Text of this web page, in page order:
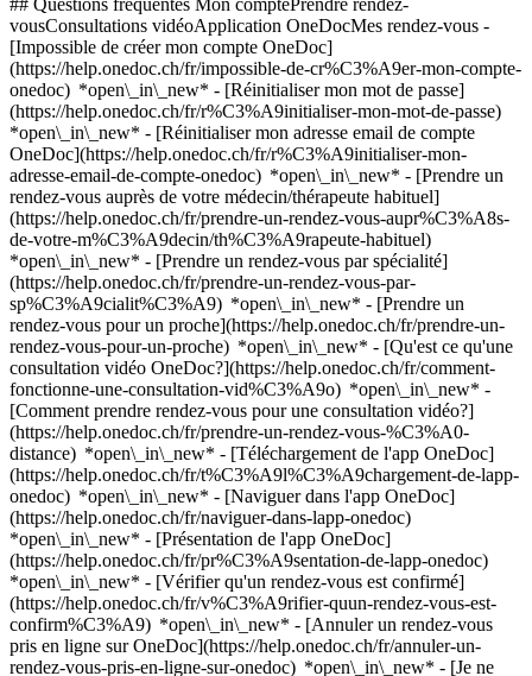
## Questions fréquentes Mon comptePrendre rendez-
vousConsultations vidéoApplication OneDocMes rendez-vous -
[Impossible de créer mon compte OneDoc]
(https://help.onedoc.ch/fr/impossible-de-cr%C3%A9er-mon-compte-
onedoc) *open\_in\_new* - [Réinitialiser mon mot de passe]
(https://help.onedoc.ch/fr/r%C3%A9initialiser-mon-mot-de-passe)
*open\_in\_new* - [Réinitialiser mon adresse email de compte
OneDoc](https://help.onedoc.ch/fr/r%C3%A9initialiser-mon-
adresse-email-de-compte-onedoc) *open\_in\_new* - [Prendre un
rendez-vous auprès de votre médecin/thérapeute habituel]
(https://help.onedoc.ch/fr/prendre-un-rendez-vous-aupr%C3%A8s-
de-votre-m%C3%A9decin/th%C3%A9rapeute-habituel)
*open\_in\_new* - [Prendre un rendez-vous par spécialité]
(https://help.onedoc.ch/fr/prendre-un-rendez-vous-par-
sp%C3%A9cialit%C3%A9) *open\_in\_new* - [Prendre un
rendez-vous pour un proche](https://help.onedoc.ch/fr/prendre-un-
rendez-vous-pour-un-proche) *open\_in\_new* - [Qu'est ce qu'une
consultation vidéo OneDoc?](https://help.onedoc.ch/fr/comment-
fonctionne-une-consultation-vid%C3%A9o) *open\_in\_new* -
[Comment prendre rendez-vous pour une consultation vidéo?]
(https://help.onedoc.ch/fr/prendre-un-rendez-vous-%C3%A0-
distance) *open\_in\_new* - [Téléchargement de l'app OneDoc]
(https://help.onedoc.ch/fr/t%C3%A9l%C3%A9chargement-de-lapp-
onedoc) *open\_in\_new* - [Naviguer dans l'app OneDoc]
(https://help.onedoc.ch/fr/naviguer-dans-lapp-onedoc)
*open\_in\_new* - [Présentation de l'app OneDoc]
(https://help.onedoc.ch/fr/pr%C3%A9sentation-de-lapp-onedoc)
*open\_in\_new* - [Vérifier qu'un rendez-vous est confirmé](https://help.onedoc.ch/fr/v%C3%A9rifier-quun-rendez-vous-est-confirm%C3%A9) *open\_in\_new* - [Annuler un rendez-vous pris en ligne sur OneDoc](https://help.onedoc.ch/fr/annuler-un-rendez-vous-pris-en-ligne-sur-onedoc) *open\_in\_new* - [Je ne reçois pas de confirmation de rendez-vous](https://help.onedoc.ch/fr/je-ne-re%C3%A7ois-pas-de-confirmation-de-rendez-vous) *open\_in\_new* [Voir tous nos articles *open\_in\_new*](https://help.onedoc.ch/fr/) close ## Modifier votre recherche ![Maison avec un signe plus annonçant qu’une consultation peut être effectuée sur place](https://www.onedoc.ch/assets/images/icons/on-site.svg) Sur place ![Caméra avec un symbole lecture annonçant qu’une consultation peut être effectuée à distance en vidéo](https://www.onedoc.ch/assets/images/icons/remote.svg) À distance Rechercher #### Spécialités #### Praticiens #### Établissements edit Cancer de la prostate à Renens tune Filtrer par Nouveaux patients*keyboard\_arrow\_down* - Acceptés*check\_circle* Langue parlée*keyboard\_arrow\_down* - Allemand*check\_circle* - Anglais*check\_circle* - Français*check\_circle* - Italien*check\_circle* - Portugais*check\_circle* Sexe*keyboard\_arrow\_down* - Femme*check\_circle* - Homme*check\_circle* Disponibilité*keyboard\_arrow\_down* - Disponible aujourdhui*check\_circle* - Dans les 3 prochains jours*check\_circle* - Dans les 7 prochains jours*check\_circle* - Dans les 14 prochains jours*check\_circle* # __Cancer de la prostate__ dans les environs de __Renens__: prenez rendez-vous en ligne aujourd'hui [![Dr. Christian Jayet, urologue à Lausanne](https://assets.onedoc.ch/images/users/71ba479b285e1f73201128813ec8aec9d089dbfe24545e400857f9ee3ea8bd86-small.jpg "Dr. Christian Jayet, urologue à Lausanne")](https://www.onedoc.ch/fr/urologue/lausanne/pctj6/dr-christian-jayet) ### [Dr. Christian Jayet](https://www.onedoc.ch/fr/urologue/lausanne/pctj6/dr-christian-jayet) ![Badge indiquant un profil vérifié](https://www.onedoc.ch/assets/images/icons/checkmark.svg) [Urologue](https://www.onedoc.ch/fr/urologue/lausanne) Cabinet d'urologie opératoire Avenue Jomini 8 1004 Lausanne ![Icône patient avec un signe plus annonçant que le professionnel accepte de nouveaux patients](https://www.onedoc.ch/assets/images/icons/new-patients.svg)Accepte les nouveaux patients [Réserver un RDV](https://www.onedoc.ch/fr/urologue/lausanne/pctj6/dr-christian-jayet) Expertises:[Cancer de la prostate](https://www.onedoc.ch/fr/cancer-de-la-prostate/lausanne), [Cancer de la vessie](https://www.onedoc.ch/fr/cancer-de-la-vessie/lausanne), [Cancer du rein](https://www.onedoc.ch/fr/cancer-du-rein/lausanne), [Incontinence urinaire](https://www.onedoc.ch/fr/incontinence-urinaire/lausanne), [Dépistage infection urinaire](https://www.onedoc.ch/fr/depistage-infection-urinaire/lausanne), [Biopsie testiculaire](https://www.onedoc.ch/fr/biopsie-testiculaire/lausanne), [Biopsie prostatique](https://www.onedoc.ch/fr/biopsie-prostatique/lausanne), [Circoncision](https://www.onedoc.ch/fr/circoncision/lausanne), [Vasectomie](https://www.onedoc.ch/fr/vasectomie/lausanne)Voir plus *chevron\_left* mar. 04 août *chevron\_right* Voir plus de rendez-vous *error\_outline* Une erreur s'est produite lors du chargement des disponibilités [Réessayer](https://www.onedoc.ch) Expertises:[Cancer de la prostate](https://www.onedoc.ch/fr/cancer-de-la-prostate/lausanne), [Cancer de la vessie](https://www.onedoc.ch/fr/cancer-de-la-vessie/lausanne), [Cancer du rein](https://www.onedoc.ch/fr/cancer-du-rein/lausanne), [Incontinence urinaire](https://www.onedoc.ch/fr/incontinence-urinaire/lausanne), [Dépistage infection urinaire](https://www.onedoc.ch/fr/depistage-infection-urinaire/lausanne), [Biopsie testiculaire](https://www.onedoc.ch/fr/biopsie-testiculaire/lausanne), [Biopsie prostatique](https://www.onedoc.ch/fr/biopsie-prostatique/lausanne), [Circoncision](https://www.onedoc.ch/fr/circoncision/lausanne), [Vasectomie](https://www.onedoc.ch/fr/vasectomie/lausanne)Voir plus [![Dr. Nuno Grilo, urologue à Lausanne](https://assets.onedoc.ch/images/users/f8d808497fa5f2d0b0d1901a348d3a096d04bb489b57e311922a78a32b3468b7-small.png "Dr. Nuno Grilo, urologue à Lausanne")](https://www.onedoc.ch/fr/urologue/lausanne/pc2ys/dr-nuno-grilo) ### [Dr. Nuno Grilo](https://www.onedoc.ch/fr/urologue/lausanne/pc2ys/dr-nuno-grilo) ![Badge indiquant un profil vérifié](https://www.onedoc.ch/assets/images/icons/checkmark.svg) [Urologue](https://www.onedoc.ch/fr/urologue/lausanne) UroClinique Avenue Jomini 8 1004 Lausanne ![Icône caméra avec un symbole lecture annonçant que le professionnel de santé propose des consultations vidéo](https://www.onedoc.ch/assets/images/icons/video-consultations.svg)Consultations vidéo disponibles ![Icône patient avec un signe plus annonçant que le professionnel accepte de nouveaux patients](https://www.onedoc.ch/assets/images/icons/new-patients.svg)Accepte les nouveaux patients [Réserver un RDV](https://www.onedoc.ch/fr/urologue/lausanne/pc2ys/dr-nuno-grilo) Expertises:[Cancer de la prostate](https://www.onedoc.ch/fr/cancer-de-la-prostate/lausanne), [Incontinence urinaire](https://www.onedoc.ch/fr/incontinence-urinaire/lausanne), [Hyperplasie bénigne de la prostate (HBP) | Hypertrophie de la prostate](https://www.onedoc.ch/fr/hyperplasie-benigne-de-la-prostate-hbp-hypertrophie-de-la-prostate/lausanne), [Cancer du rein](https://www.onedoc.ch/fr/cancer-du-rein/lausanne), [Cancer de la vessie](https://www.onedoc.ch/fr/cancer-de-la-vessie/lausanne), [Cystoscopie | Urétroscopie](https://www.onedoc.ch/fr/cystoscopie-uretroscopie/lausanne), [Circoncision](https://www.onedoc.ch/fr/circoncision/lausanne), [Vasectomie](https://www.onedoc.ch/fr/vasectomie/lausanne)Voir plus *chevron\_left* mar. 04 août *chevron\_right* Voir plus de rendez-vous *error\_outline* Une erreur s'est produite lors du chargement des disponibilités [Réessayer](https://www.onedoc.ch) Expertises:[Cancer de la prostate](https://www.onedoc.ch/fr/cancer-de-la-prostate/lausanne), [Incontinence urinaire](https://www.onedoc.ch/fr/incontinence-urinaire/lausanne), [Hyperplasie bénigne de la prostate (HBP) | Hypertrophie de la prostate](https://www.onedoc.ch/fr/hyperplasie-benigne-de-la-prostate-hbp-hypertrophie-de-la-prostate/lausanne), [Cancer du rein](https://www.onedoc.ch/fr/cancer-du-rein/lausanne), [Cancer de la vessie](https://www.onedoc.ch/fr/cancer-de-la-vessie/lausanne), [Cystoscopie | Urétroscopie](https://www.onedoc.ch/fr/cystoscopie-uretroscopie/lausanne), [Circoncision](https://www.onedoc.ch/fr/circoncision/lausanne), [Vasectomie](https://www.onedoc.ch/fr/vasectomie/lausanne)Voir plus #### Vous êtes un professionnel de santé et vous n'apparaissez pas dans cette recherche? Contactez-nous pour obtenir le référencement de votre cabinet. [Ajouter votre cabinet](https://info.onedoc.ch/fr/) 1. [OneDoc](https://www.onedoc.ch/fr/)/ 2. [Cancer de la prostate](https://www.onedoc.ch/fr/cancer-de-la-prostate)/ 3. [Canton de Vaud](https://www.onedoc.ch/fr/cancer-de-la-prostate/canton-de-vaud)/ 4. Renens ### Téléchargez l'app OneDoc Prenez rendez-vous en ligne chez un médecin, un dentiste ou un thérapeute proche de vous en Suisse. L'application OneDoc vous permet de gérer tous vos rendez-vous médicaux depuis votre natel, n'importe où et n'importe quand. ![Code QR redirigeant vers l’App Store ou Google Play pour télécharger l’app OneDoc Patients](https://www.onedoc.ch/assets/images/download-app-qr.jpeg) Scannez le QR code pour télécharger l’application [![Téléchargez notre application sur l'App Store!](https://www.onedoc.ch/assets/images/app-store-badge-fr.svg)](https://apps.apple.com/ch/app/onedoc/id1592376413?l=fr)[![Téléchargez notre application sur le Google Play Store!](https://www.onedoc.ch/assets/images/google-play-badge-fr.png)](https://play.google.com/store/apps/details?id=ch.onedoc.patient&hl=fr-CH) *keyboard\_arrow\_right* ## Affiner par spécialité [Urologue à Renens](https://www.onedoc.ch/fr/urologue/renens)[Chirurgien à Renens](https://www.onedoc.ch/fr/chirurgien/renens) *keyboard\_arrow\_right* ## Recherches associées [Cancer de la prostate à Genève](https://www.onedoc.ch/fr/cancer-de-la-prostate/geneve)[Cancer de la prostate à Genolier](https://www.onedoc.ch/fr/cancer-de-la-prostate/genolier)[Cancer de la prostate à Lausanne](https://www.onedoc.ch/fr/cancer-de-la-prostate/lausanne) *keyboard\_arrow\_right* ## Recherches fréquentes [Rupture du ligament croisé antérieur (LCA) | Déchirure du ligament croisé antérieur (LCA) à Renens](https://www.onedoc.ch/fr/rupture-du-ligament-croise-anterieur-lca-dechirure-du-ligament-croise-anterieur-lca/renens)[Examen de la vue à Renens](https://www.onedoc.ch/fr/examen-de-la-vue/renens)[Cataracte à Renens](https://www.onedoc.ch/fr/cataracte/renens)[Glaucome à Renens](https://www.onedoc.ch/fr/glaucome/renens)[Thérapie Manuelle à Renens](https://www.onedoc.ch/fr/therapie-manuelle/renens)[Allergie | AllergoTest | Bilan allergologique à Renens](https://www.onedoc.ch/fr/allergie-allergotest-bilan-allergologique/renens)[Vaccination hépatite A/B à Renens](https://www.onedoc.ch/fr/vaccination-hepatite-a-b/renens)[Déchirure du ménisque | Rupture du ménisque | Lésion du ménisque à Renens](https://www.onedoc.ch/fr/dechirure-du-menisque-rupture-du-menisque-lesion-du-menisque/renens)[Mise à jour du carnet de vaccination à Renens](https://www.onedoc.ch/fr/mise-a-jour-du-carnet-de-vaccination/renens)[Vaccination encéphalite à tiques (FSME) à Renens](https://www.onedoc.ch/fr/vaccination-encephalite-a-tiques-fsme/renens)[Vaccination rougeole - rubéole - oreillon (ROR) à Renens](https://www.onedoc.ch/fr/vaccination-rougeole-rubeole-oreillon-ror/renens)[Prévention cardio-vasculaire | CardioCheck | CardioTest à Renens](https://www.onedoc.ch/fr/prevention-cardio-vasculaire-cardiocheck-cardiotest/renens)[Check-up | bilan de santé à Renens](https://www.o